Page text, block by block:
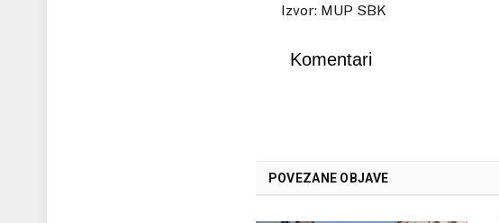
Izvor: MUP SBK
Komentari
POVEZANE OBJAVE